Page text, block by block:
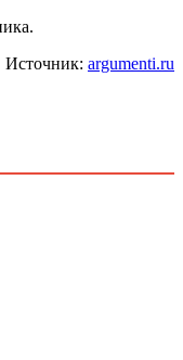
Источник: argumenti.ru